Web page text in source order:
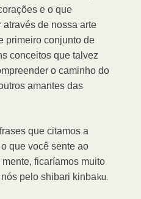
e o que
através de nossa arte
primeiro conjunto de
conceitos que talvez
o caminho do
amantes das
que citamos a
que você sente ao
ficaríamos muito
pelo shibari kinbaku.